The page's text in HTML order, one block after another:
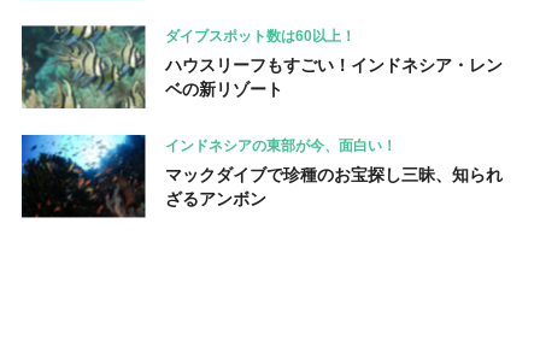
ダイブスポット数は60以上！
ハウスリーフもすごい！インドネシア・レン
ベの新リゾート
インドネシアの東部が今、面白い！
マックダイブで珍種のお宝探し三昧、知られ
ざるアンボン